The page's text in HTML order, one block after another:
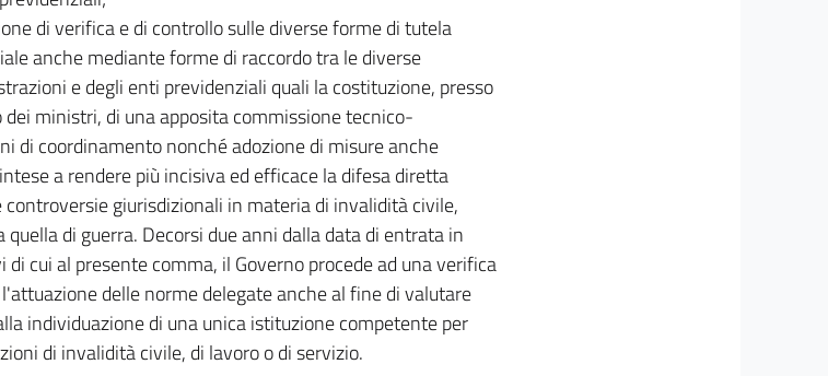
di verifica e di controllo sulle diverse forme di tutela
anche mediante forme di raccordo tra le diverse
e degli enti previdenziali quali la costituzione, presso
dei ministri, di una apposita commissione tecnico-
di coordinamento nonché adozione di misure anche
a rendere più incisiva ed efficace la difesa diretta
giurisdizionali in materia di invalidità civile,
di guerra. Decorsi due anni dalla data di entrata in
cui al presente comma, il Governo procede ad una verifica
delle norme delegate anche al fine di valutare
individuazione di una unica istituzione competente per
di invalidità civile, di lavoro o di servizio.